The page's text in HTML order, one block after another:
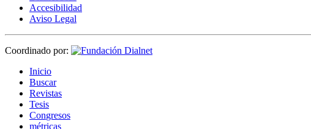
Accesibilidad
Aviso Legal
Coordinado por:
Inicio
Buscar
Revistas
Tesis
Congresos
métricas